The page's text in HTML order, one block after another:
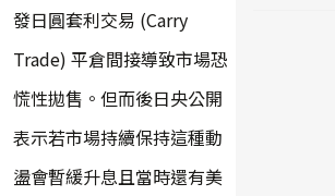
發日圓套利交易 (Carry
Trade) 平倉間接導致市場恐
慌性拋售。但而後日央公開
表示若市場持續保持這種動
盪會暫緩升息且當時還有美